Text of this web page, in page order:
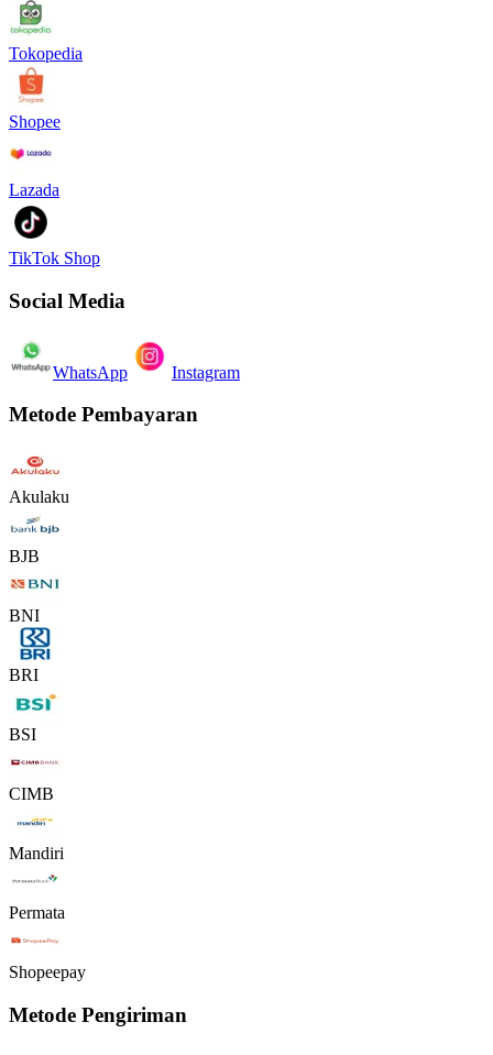
Tokopedia
Shopee
Lazada
TikTok Shop
Social Media
WhatsApp Instagram
Metode Pembayaran
Akulaku
BJB
BNI
BRI
BSI
CIMB
Mandiri
Permata
Shopeepay
Metode Pengiriman